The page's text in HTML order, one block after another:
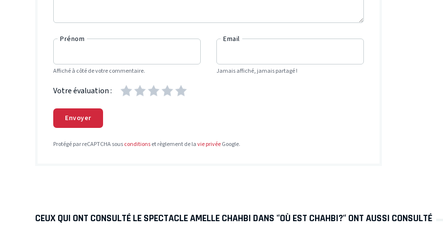
Prénom
Affiché à côté de votre commentaire.
Email
Jamais affiché, jamais partagé !
Votre évaluation :
Envoyer
Protégé par reCAPTCHA sousconditionset règlement de lavie privéeGoogle.
CEUX QUI ONT CONSULTÉ LE SPECTACLE AMELLE CHAHBI DANS "OÙ EST CHAHBI?" ONT AUSSI CONSULTÉ